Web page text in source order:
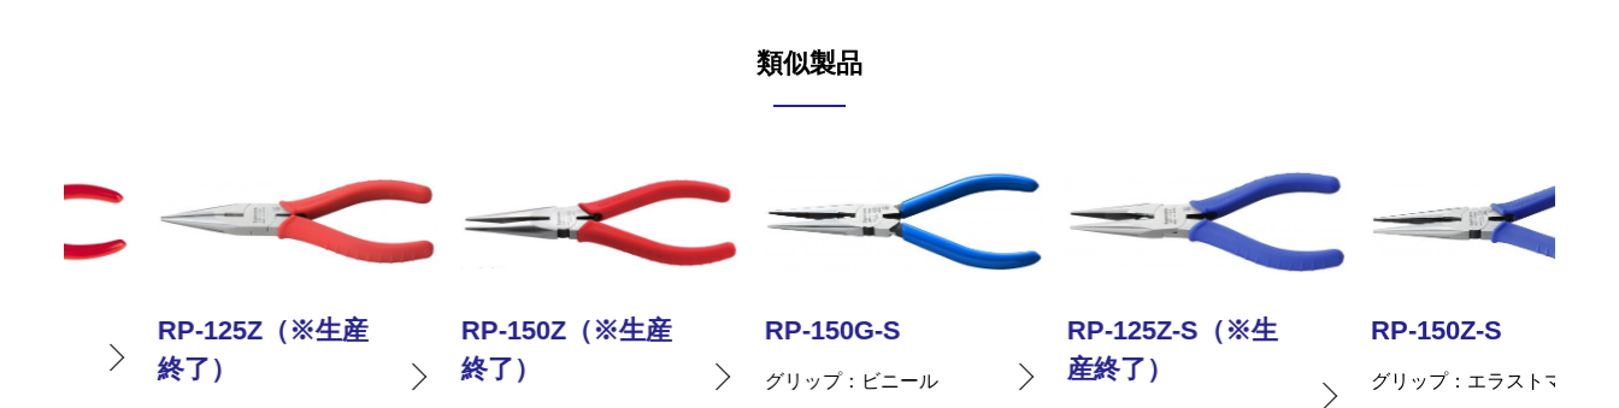
類似製品
RP-125Z（※生産
終了）
RP-150Z（※生産
終了）
RP-150G-S
グリップ
ビニール
RP-125Z-S（※生
産終了）
RP-150Z-S
グリップ
エラストマー